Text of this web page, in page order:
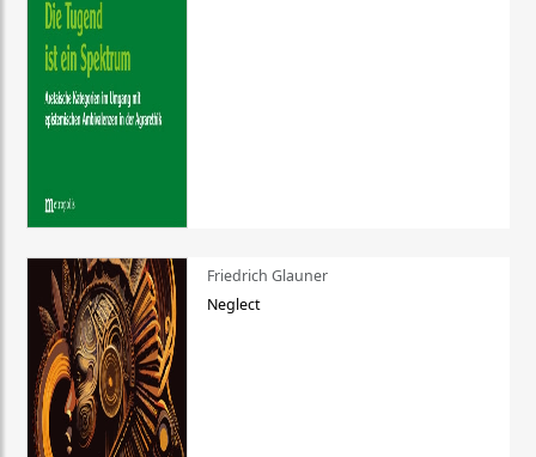
Friedrich Glauner
Neglect